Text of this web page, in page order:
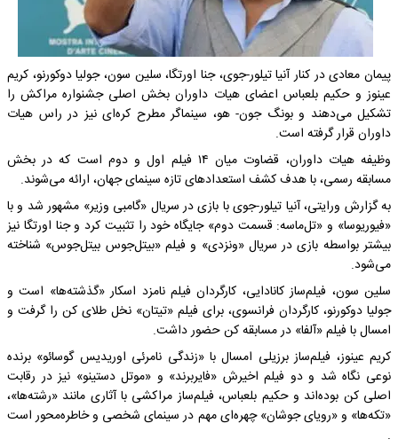
پیمان معادی در کنار آنیا تیلور-جوی، جنا اورتگا، سلین سون، جولیا دوکورنو، کریم
عینوز و حکیم بلعباس اعضای هیات داوران بخش اصلی جشنواره مراکش را
تشکیل می‌دهند و بونگ جون- هو، سینماگر مطرح کره‌ای نیز در راس هیات
داوران قرار گرفته است.
وظیفه هیات داوران، قضاوت میان ۱۴ فیلم اول و دوم است که در بخش
مسابقه رسمی، با هدف کشف استعدادهای تازه سینمای جهان، ارائه می‌شوند.
به گزارش ورایتی، آنیا تیلور-جوی با بازی در سریال «گامبی وزیر» مشهور شد و با
«فیوریوسا» و «تل‌ماسه: قسمت دوم» جایگاه خود را تثبیت کرد و جنا اورتگا نیز
بیشتر بواسطه بازی در سریال «ونزدی» و فیلم «بیتل‌جوس بیتل‌جوس» شناخته
می‌شود.
سلین سون، فیلم‌ساز کانادایی، کارگردان فیلم نامزد اسکار «گذشته‌ها» است و
جولیا دوکورنو، کارگردان فرانسوی، برای فیلم «تیتان» نخل طلای کن را گرفت و
امسال با فیلم «آلفا» در مسابقه کن حضور داشت.
کریم عینوز، فیلم‌ساز برزیلی امسال با «زندگی نامرئی اوریدیس گوسائو» برنده
نوعی نگاه شد و دو فیلم اخیرش «فایربرند» و «موتل دستینو» نیز در رقابت
اصلی کن بوده‌اند و حکیم بلعباس، فیلم‌ساز مراکشی با آثاری مانند «رشته‌ها»،
«تکه‌ها» و «رویای جوشان» چهره‌ای مهم در سینمای شخصی و خاطره‌محور است
.